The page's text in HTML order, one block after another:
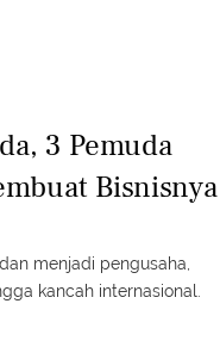
3 Pemuda
Bisnisnya
menjadi pengusaha,
kancah internasional.